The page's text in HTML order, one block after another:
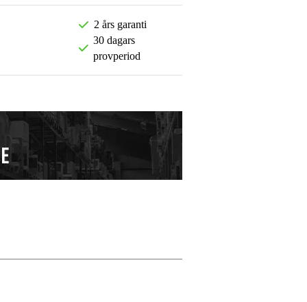
2 års garanti
30 dagars
provperiod